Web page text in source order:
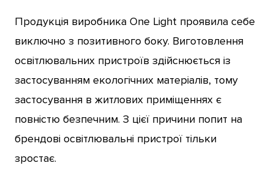
Продукція виробника One Light проявила себе
виключно з позитивного боку. Виготовлення
освітлювальних пристроїв здійснюється із
застосуванням екологічних матеріалів, тому
застосування в житлових приміщеннях є
повністю безпечним. З цієї причини попит на
брендові освітлювальні пристрої тільки
зростає.